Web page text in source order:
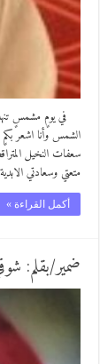
في يومٍ مشمسٍ
الشمس وأنا اشعر
سعفات النخيل
متعتي وسعادتي
أكمل القراءة »
ضمير/بقلم: